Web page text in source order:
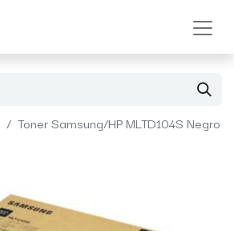
Toner Samsung/HP MLTD104S Negro